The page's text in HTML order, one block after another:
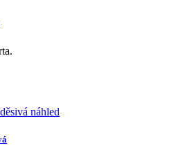
náhled